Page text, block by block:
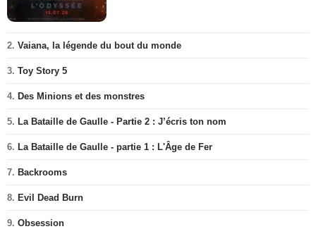
2. Vaiana, la légende du bout du monde
3. Toy Story 5
4. Des Minions et des monstres
5. La Bataille de Gaulle - Partie 2 : J’écris ton nom
6. La Bataille de Gaulle - partie 1 : L'Âge de Fer
7. Backrooms
8. Evil Dead Burn
9. Obsession